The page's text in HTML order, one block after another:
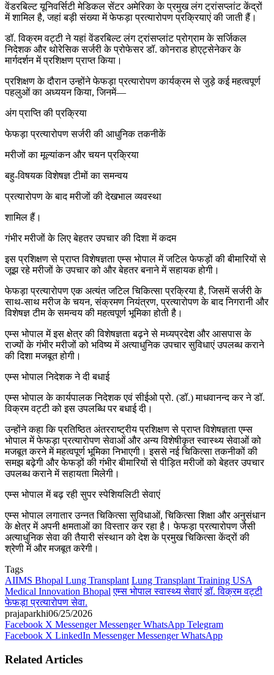
वेंडरबिल्ट यूनिवर्सिटी मेडिकल सेंटर अमेरिका के प्रमुख लंग ट्रांसप्लांट केंद्रों
में शामिल है, जहां बड़ी संख्या में फेफड़ा प्रत्यारोपण प्रक्रियाएं की जाती हैं।
डॉ. विक्रम वट्टी ने यहां वेंडरबिल्ट लंग ट्रांसप्लांट प्रोग्राम के सर्जिकल
निदेशक और थोरेसिक सर्जरी के प्रोफेसर डॉ. कोनराड होएट्सेनेकर के
मार्गदर्शन में प्रशिक्षण प्राप्त किया।
प्रशिक्षण के दौरान उन्होंने फेफड़ा प्रत्यारोपण कार्यक्रम से जुड़े कई महत्वपूर्ण
पहलुओं का अध्ययन किया, जिनमें—
अंग प्राप्ति की प्रक्रिया
फेफड़ा प्रत्यारोपण सर्जरी की आधुनिक तकनीकें
मरीजों का मूल्यांकन और चयन प्रक्रिया
बहु-विषयक विशेषज्ञ टीमों का समन्वय
प्रत्यारोपण के बाद मरीजों की देखभाल व्यवस्था
शामिल हैं।
गंभीर मरीजों के लिए बेहतर उपचार की दिशा में कदम
इस प्रशिक्षण से प्राप्त विशेषज्ञता एम्स भोपाल में जटिल फेफड़ों की बीमारियों से
जूझ रहे मरीजों के उपचार को और बेहतर बनाने में सहायक होगी।
फेफड़ा प्रत्यारोपण एक अत्यंत जटिल चिकित्सा प्रक्रिया है, जिसमें सर्जरी के
साथ-साथ मरीज के चयन, संक्रमण नियंत्रण, प्रत्यारोपण के बाद निगरानी और
विशेषज्ञ टीम के समन्वय की महत्वपूर्ण भूमिका होती है।
एम्स भोपाल में इस क्षेत्र की विशेषज्ञता बढ़ने से मध्यप्रदेश और आसपास के
राज्यों के गंभीर मरीजों को भविष्य में अत्याधुनिक उपचार सुविधाएं उपलब्ध कराने
की दिशा मजबूत होगी।
एम्स भोपाल निदेशक ने दी बधाई
एम्स भोपाल के कार्यपालक निदेशक एवं सीईओ प्रो. (डॉ.) माधवानन्द कर ने डॉ.
विक्रम वट्टी को इस उपलब्धि पर बधाई दी।
उन्होंने कहा कि प्रतिष्ठित अंतरराष्ट्रीय प्रशिक्षण से प्राप्त विशेषज्ञता एम्स
भोपाल में फेफड़ा प्रत्यारोपण सेवाओं और अन्य विशेषीकृत स्वास्थ्य सेवाओं को
मजबूत करने में महत्वपूर्ण भूमिका निभाएगी। इससे नई चिकित्सा तकनीकों की
समझ बढ़ेगी और फेफड़ों की गंभीर बीमारियों से पीड़ित मरीजों को बेहतर उपचार
उपलब्ध कराने में सहायता मिलेगी।
एम्स भोपाल में बढ़ रही सुपर स्पेशियलिटी सेवाएं
एम्स भोपाल लगातार उन्नत चिकित्सा सुविधाओं, चिकित्सा शिक्षा और अनुसंधान
के क्षेत्र में अपनी क्षमताओं का विस्तार कर रहा है। फेफड़ा प्रत्यारोपण जैसी
अत्याधुनिक सेवा की तैयारी संस्थान को देश के प्रमुख चिकित्सा केंद्रों की
श्रेणी में और मजबूत करेगी।
Tags
AIIMS Bhopal Lung Transplant Lung Transplant Training USA
Medical Innovation Bhopal एम्स भोपाल स्वास्थ्य सेवाएं डॉ. विक्रम वट्टी
फेफड़ा प्रत्यारोपण सेवा.
prajaparkhi06/25/2026
Facebook X Messenger Messenger WhatsApp Telegram
Facebook X LinkedIn Messenger Messenger WhatsApp
Related Articles